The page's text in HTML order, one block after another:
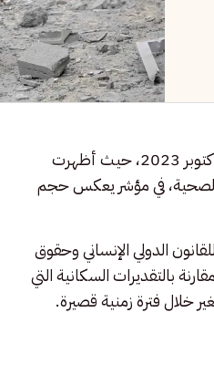
كشف تقرير موسع عن تحولات ديمغرافية خطيرة يشهدها قطاع غزة منذ اندلاع الحرب في 7 أكتوبر 2023، حيث أظهرت
والصحية، في مؤشر يعكس حجم
الدولي الإنساني وحقوق
نسمة، أي بنسبة 10.6 بالمئة مقارنة بالتقديرات السكانية التي
خلال فترة زمنية قصيرة.